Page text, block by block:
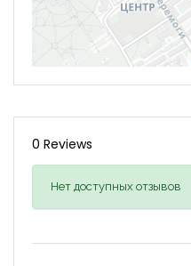
0 Reviews
Нет доступных отзывов